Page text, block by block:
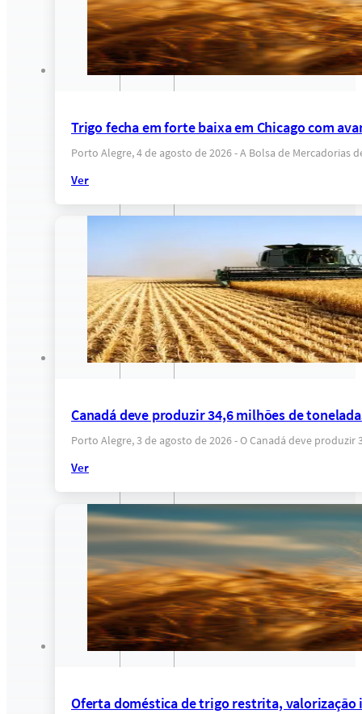
Trigo fecha em forte baixa em Chicago com
Porto Alegre, 4 de agosto de 2026 - A Bolsa de Mercadorias
Ver
Canadá deve produzir 34,6 milhões de
Porto Alegre, 3 de agosto de 2026 - O Canadá deve
Ver
Oferta doméstica de trigo restrita,